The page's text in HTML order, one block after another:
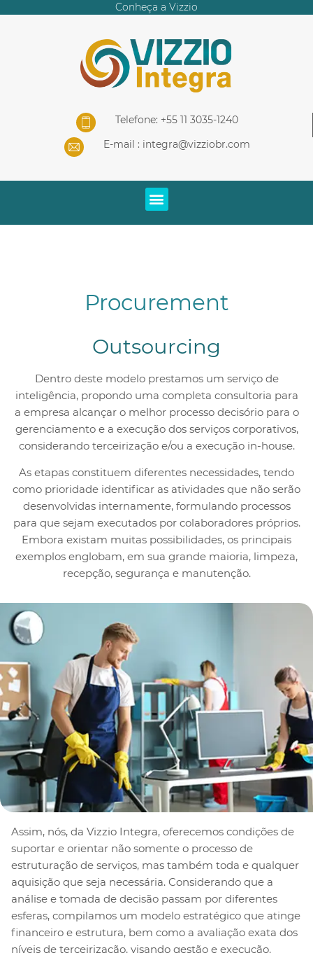
Conheça a Vizzio
Telefone: +55 11 3035-1240
E-mail : integra@vizziobr.com
Procurement
Outsourcing
Dentro deste modelo prestamos um serviço de
inteligência, propondo uma completa consultoria para
a empresa alcançar o melhor processo decisório para o
gerenciamento e a execução dos serviços corporativos,
considerando terceirização e/ou a execução in-house.
As etapas constituem diferentes necessidades, tendo
como prioridade identificar as atividades que não serão
desenvolvidas internamente, formulando processos
para que sejam executados por colaboradores próprios.
Embora existam muitas possibilidades, os principais
exemplos englobam, em sua grande maioria, limpeza,
recepção, segurança e manutenção.
Assim, nós, da Vizzio Integra, oferecemos condições de
suportar e orientar não somente o processo de
estruturação de serviços, mas também toda e qualquer
aquisição que seja necessária. Considerando que a
análise e tomada de decisão passam por diferentes
esferas, compilamos um modelo estratégico que atinge
financeiro e estrutura, bem como a avaliação exata dos
níveis de terceirização, visando gestão e execução.